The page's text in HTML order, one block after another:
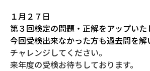
１月２７日
第３回検定の問題・正解をアップいた
今回受検出来なかった方も過去問を解
チャレンジしてください。
来年度の受検お待ちしております。